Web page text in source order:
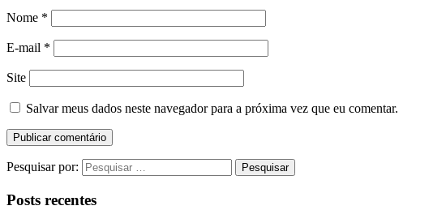
Nome *
E-mail *
Site
Salvar meus dados neste navegador para a próxima vez que eu comentar.
Pesquisar por:
Posts recentes